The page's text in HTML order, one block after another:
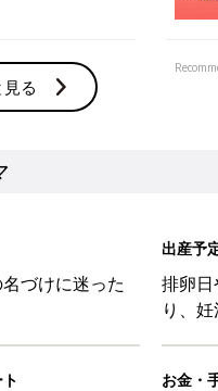
る
づけに迷った
出産予
排卵
り、
お金・